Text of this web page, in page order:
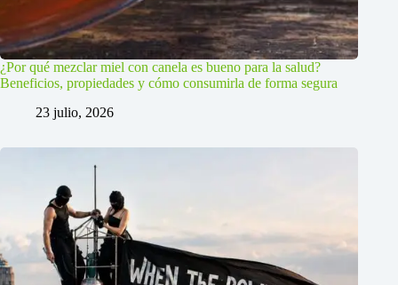
¿Por qué mezclar miel con canela es bueno para la salud?
Beneficios, propiedades y cómo consumirla de forma segura
23 julio, 2026